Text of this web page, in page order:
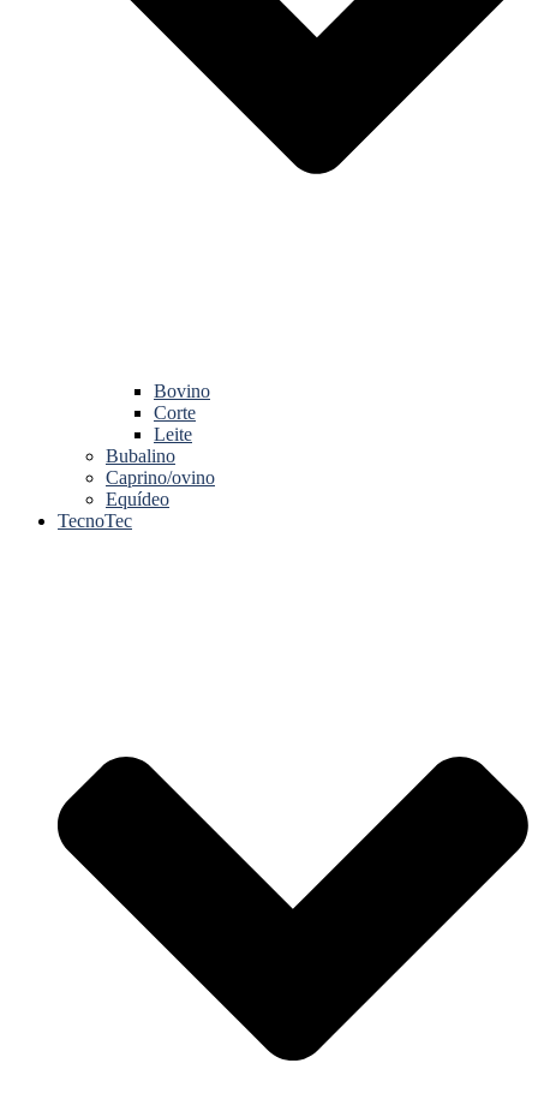
Bovino
Corte
Leite
Bubalino
Caprino/ovino
Equídeo
TecnoTec